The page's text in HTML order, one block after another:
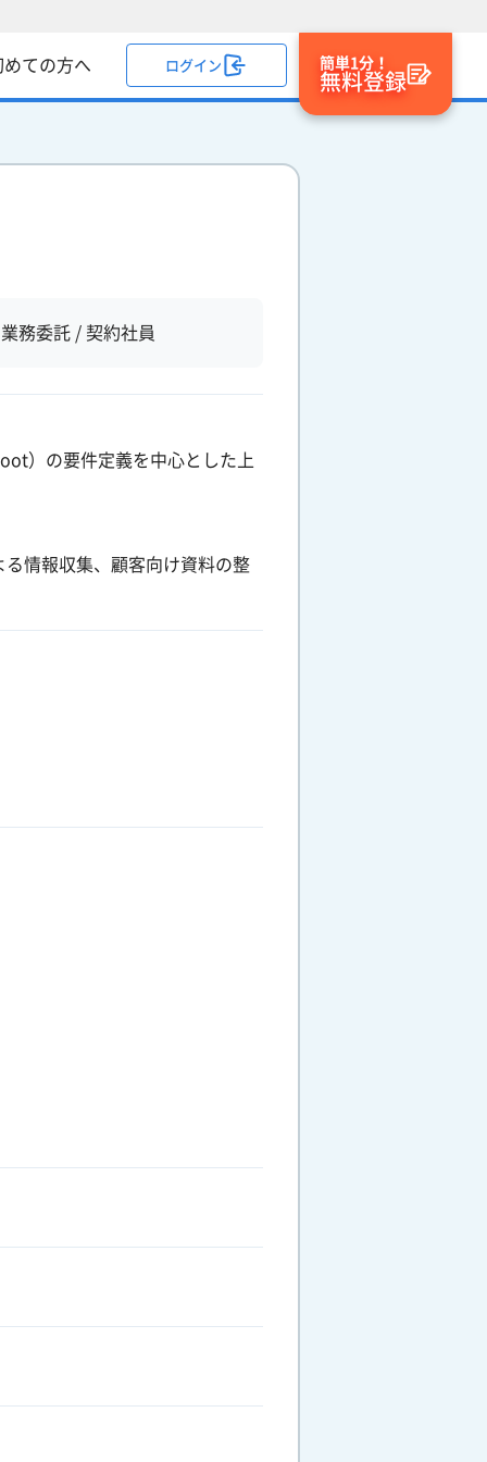
めての方へ ログイン 簡単1分！
無料登録
業務委託 / 契約社員
）の要件定義を中心とした上
る情報収集、顧客向け資料の整